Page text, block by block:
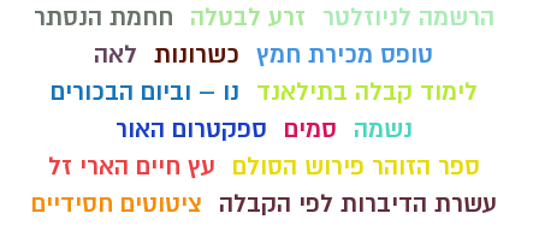
הרשמה לניוזלטר
זרע לבטלה
חחמת הנסתר
טופס מכירת חמץ כשרונות לאה
לימוד קבלה בתילאנד
נו – וביום הבכורים
נשמה
סמים
ספקטרום האור
ספר הזוהר פירוש הסולם
עץ חיים הארי זל
עשרת הדיברות לפי הקבלה
ציטוטים חסידיים